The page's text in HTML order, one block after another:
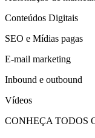
Conteúdos Digitais
SEO e Mídias pagas
E-mail marketing
Inbound e outbound
Vídeos
CONHEÇA TODOS